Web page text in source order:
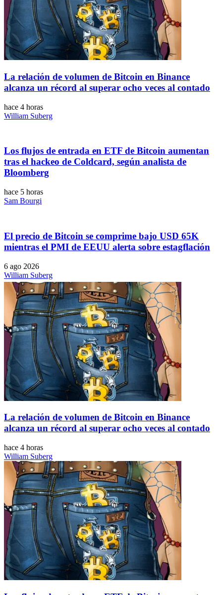
La relación de volumen de Bitcoin en Binance
alcanza un récord al superar ocho veces al contado
hace 4 horas
William Suberg
Los flujos de entrada en ETF de Bitcoin aumentan
tras el hackeo de Coldcard, según analista de
Bloomberg
hace 5 horas
Sam Bourgi
El precio de Bitcoin se comprime bajo USD 65K
mientras el PMI de EEUU alerta sobre estagflación
6 ago 2026
William Suberg
La relación de volumen de Bitcoin en Binance
alcanza un récord al superar ocho veces al contado
hace 4 horas
William Suberg